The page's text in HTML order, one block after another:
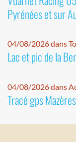
Pyrénées et sur
04/08/2026 dans
Lac et pic de la
04/08/2026 dans
Tracé gps